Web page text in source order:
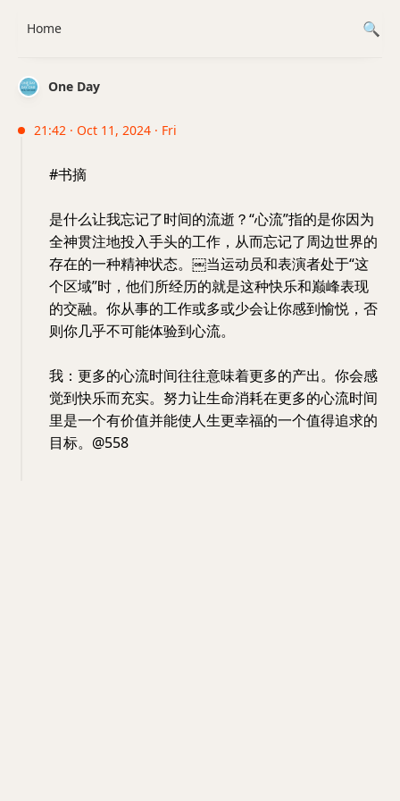
One Day
21:42 · Oct 11, 2024 · Fri
#书摘
是什么让我忘记了时间的流逝？“心流”指的是你因为
全神贯注地投入手头的工作，从而忘记了周边世界的
存在的一种精神状态。￼当运动员和表演者处于“这
个区域”时，他们所经历的就是这种快乐和巅峰表现
的交融。你从事的工作或多或少会让你感到愉悦，否
则你几乎不可能体验到心流。
我：更多的心流时间往往意味着更多的产出。你会感
觉到快乐而充实。努力让生命消耗在更多的心流时间
里是一个有价值并能使人生更幸福的一个值得追求的
目标。@558
Home